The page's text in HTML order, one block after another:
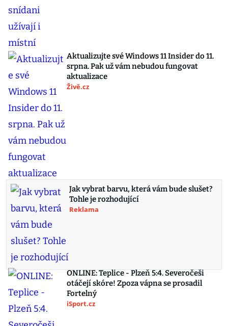
Aktualizujte své Windows 11 Insider do 11.
srpna. Pak už vám nebudou fungovat
aktualizace
Živě.cz
Jak vybrat barvu, která vám bude slušet?
Tohle je rozhodující
Reklama
ONLINE: Teplice - Plzeň 5:4. Severočeši
otáčejí skóre! Zpoza vápna se prosadil
Fortelný
iSport.cz